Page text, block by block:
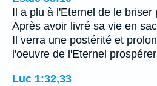
Il a plu à l'Eternel de le briser
Après avoir livré sa vie en
Il verra une postérité et
l'oeuvre de l'Eternel
Luc 1:32,33